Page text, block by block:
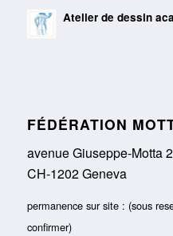
Atelier de dessin
FÉDÉRATION
avenue Giuseppe-Motta
CH-1202 Geneva
permanence sur site : (sous
confirmer)